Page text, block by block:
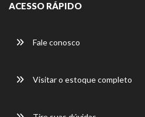
ACESSO RÁPIDO
Fale conosco
Visitar o estoque completo